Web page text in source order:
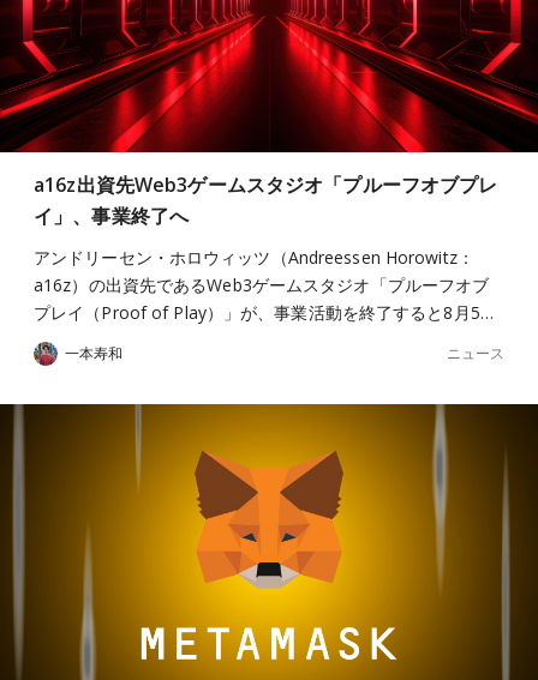
a16z出資先Web3ゲームスタジオ「プルーフオブプレ
イ」、事業終了へ
アンドリーセン・ホロウィッツ（Andreessen Horowitz：
a16z）の出資先であるWeb3ゲームスタジオ「プルーフオブ
プレイ（Proof of Play）」が、事業活動を終了すると8月5…
一本寿和 ニュース